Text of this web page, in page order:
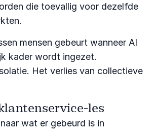
die toevallig voor dezelfde
mensen gebeurt wanneer AI
kader wordt ingezet.
Het verlies van collectieve
les
wat er gebeurd is in